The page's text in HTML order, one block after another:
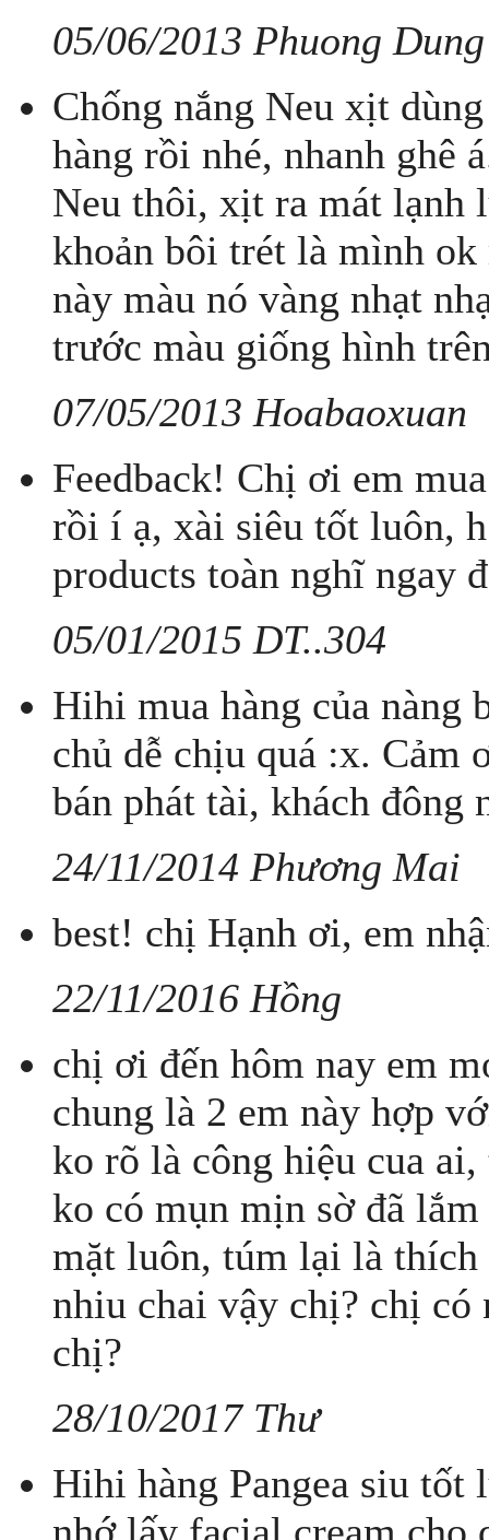
05/06/2013 Phuong Dung
Chống nắng Neu xịt
hàng rồi nhé, nhanh ghê
Neu thôi, xịt ra mát lạnh
khoản bôi trét là mình
này màu nó vàng nhạt
trước màu giống hình
07/05/2013 Hoabaoxuan
Feedback! Chị ơi em
rồi í ạ, xài siêu tốt luôn,
products toàn nghĩ ngay
05/01/2015 DT..304
Hihi mua hàng của nàng
chủ dễ chịu quá :x. Cảm
bán phát tài, khách đông
24/11/2014 Phương Mai
best! chị Hạnh ơi, em
22/11/2016 Hồng
chị ơi đến hôm nay em
chung là 2 em này hợp
ko rõ là công hiệu cua
ko có mụn mịn sờ đã
mặt luôn, túm lại là thích
nhiu chai vậy chị? chị có
chị?
28/10/2017 Thư
Hihi hàng Pangea siu